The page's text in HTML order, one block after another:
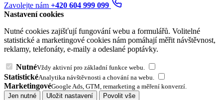
Zavolejte nám +420 604 999 099
Nastavení cookies
Nutné cookies zajišťují fungování webu a formulářů. Volitelné
statistické a marketingové cookies nám pomáhají měřit návštěvnost,
reklamy, telefonáty, e-maily a odeslané poptávky.
NutnéVždy aktivní pro základní funkce webu.
StatistickéAnalytika návštěvnosti a chování na webu.
MarketingovéGoogle Ads, GTM, remarketing a měření konverzí.
Jen nutné
Uložit nastavení Povolit vše